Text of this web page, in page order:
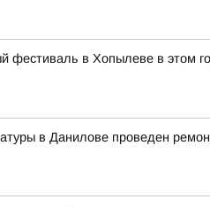
фестиваль в Хопылеве в этом
в Данилове проведен